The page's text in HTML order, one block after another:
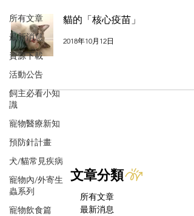
所有文章
最新消息
資源下載
活動公告
飼主必看小知
識
寵物醫療新知
預防針計畫
犬/貓常見疾病
寵物內/外寄生
蟲系列
寵物飲食篇
貓的「核心疫苗」
2018年10月12日
文章分類
所有文章
最新消息